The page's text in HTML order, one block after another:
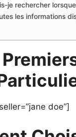
je rechercher
les informations
doe”]